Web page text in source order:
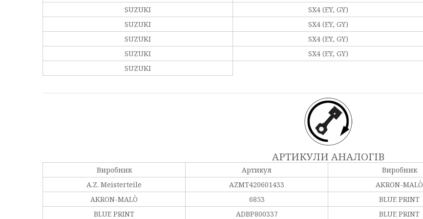
SUZUKI
SX4 (EY, GY)
SUZUKI
SX4 (EY, GY)
SUZUKI
SX4 (EY, GY)
SUZUKI
SX4 (EY, GY)
SUZUKI
АРТИКУЛИ АНАЛОГІВ
Виробник Артикул Виробник
A.Z. Meisterteile
AZMT420601433 AKRON-MALÒ
AKRON-MALÒ
6853 BLUE PRINT
BLUE PRINT
ADBP800337 BLUE PRINT